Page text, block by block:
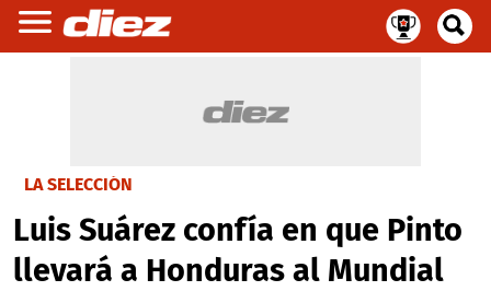
LA SELECCIÓN
Luis Suárez confía en que Pinto
llevará a Honduras al Mundial